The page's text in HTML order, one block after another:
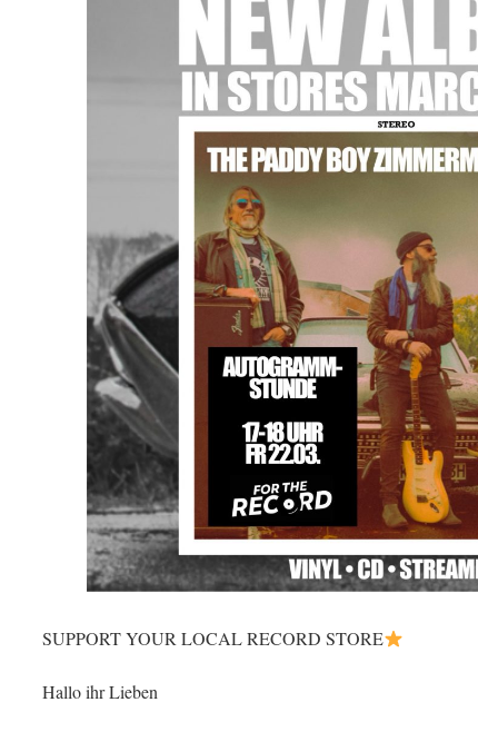
SUPPORT YOUR LOCAL RECORD STORE
Hallo ihr Lieben